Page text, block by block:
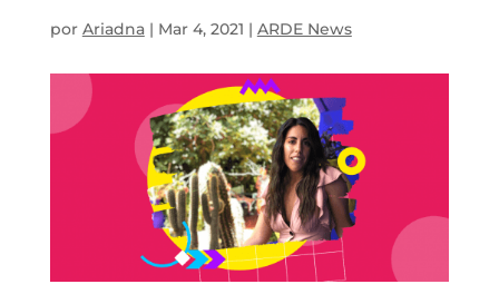
por Ariadna| Mar 4, 2021 | ARDE News